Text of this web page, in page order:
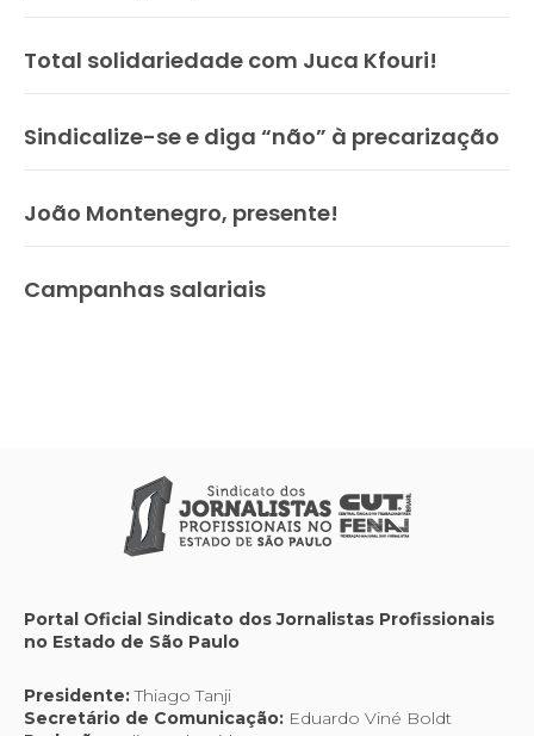
Total solidariedade com Juca Kfouri!
Sindicalize-se e diga “não” à precarização
João Montenegro, presente!
Campanhas salariais
Portal Oficial Sindicato dos Jornalistas Profissionais
no Estado de São Paulo
Presidente:Thiago Tanji
Secretário de Comunicação: Eduardo Viné Boldt